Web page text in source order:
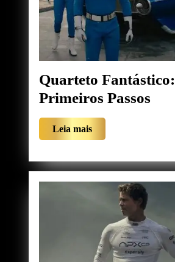
Quarteto Fantástico:
Primeiros Passos
Leia maisLeia
mais